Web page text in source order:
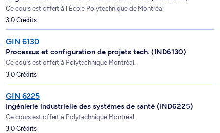
Ce cours est offert à l'École Polytechnique de Montréal
3.0 Crédits
GIN 6130
Processus et configuration de projets tech. (IND6130)
Ce cours est offert à Polytechnique Montréal.
3.0 Crédits
GIN 6225
Ingénierie industrielle des systèmes de santé (IND6225)
Ce cours est offert à Polytechnique Montréal.
3.0 Crédits